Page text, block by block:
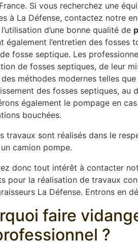
Si vous recherchez une
à La Défense, contactez notre
d’une bonne qualité de
également l’entretien des fosses
fosse septique. Les
de fosses septiques, de leur
méthodes modernes telles
des fosses septiques,
également le pompage en
bouchées.
travaux sont réalisés dans le
camion pompe.
donc tout intérêt à contacter
pour la réalisation de travaux
La Défense. Entrons en
faire
?